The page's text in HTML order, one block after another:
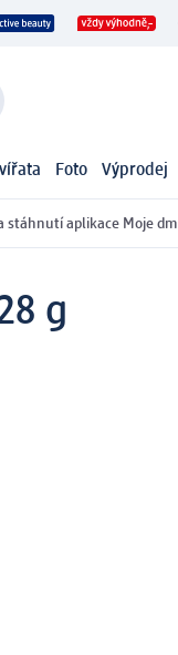
Foto Výprodej
stáhnutí aplikace Moje dm
g